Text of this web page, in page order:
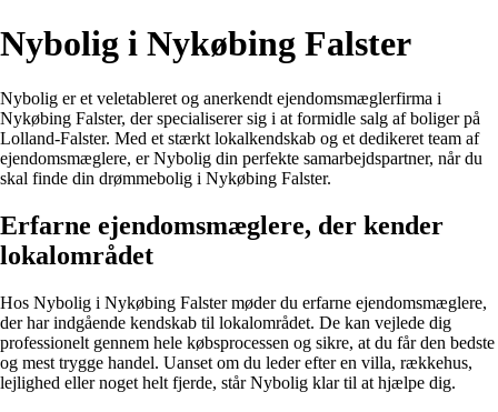
Nybolig i Nykøbing Falster
Nybolig er et veletableret og anerkendt ejendomsmæglerfirma i
Nykøbing Falster, der specialiserer sig i at formidle salg af boliger på
Lolland-Falster. Med et stærkt lokalkendskab og et dedikeret team af
ejendomsmæglere, er Nybolig din perfekte samarbejdspartner, når du
skal finde din drømmebolig i Nykøbing Falster.
Erfarne ejendomsmæglere, der kender
lokalområdet
Hos Nybolig i Nykøbing Falster møder du erfarne ejendomsmæglere,
der har indgående kendskab til lokalområdet. De kan vejlede dig
professionelt gennem hele købsprocessen og sikre, at du får den bedste
og mest trygge handel. Uanset om du leder efter en villa, rækkehus,
lejlighed eller noget helt fjerde, står Nybolig klar til at hjælpe dig.